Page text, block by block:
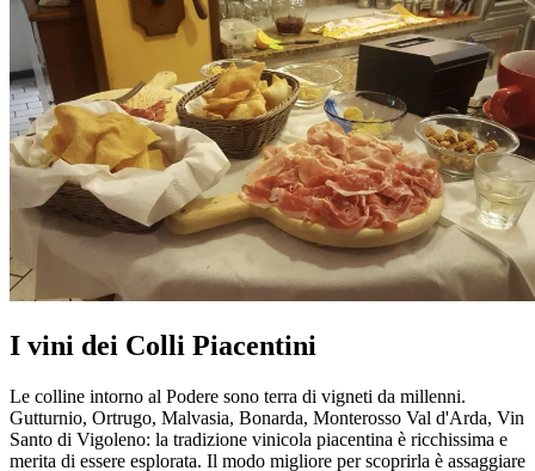
I vini dei Colli Piacentini
Le colline intorno al Podere sono terra di vigneti da millenni.
Gutturnio, Ortrugo, Malvasia, Bonarda, Monterosso Val d'Arda, Vin
Santo di Vigoleno: la tradizione vinicola piacentina è ricchissima e
merita di essere esplorata. Il modo migliore per scoprirla è assaggiare